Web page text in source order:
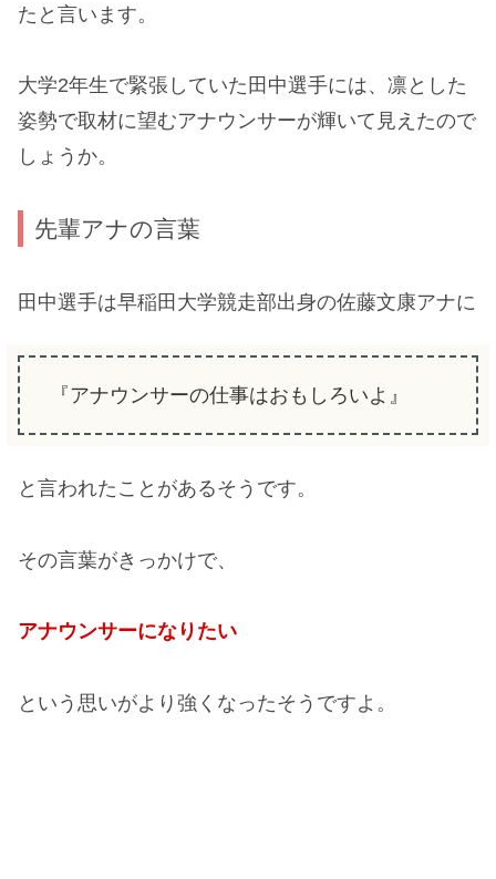
たと言います。
大学2年生で緊張していた田中選手には、凛とした
姿勢で取材に望むアナウンサーが輝いて見えたので
しょうか。
先輩アナの言葉
田中選手は早稲田大学競走部出身の佐藤文康アナに
『アナウンサーの仕事はおもしろいよ』
と言われたことがあるそうです。
その言葉がきっかけで、
アナウンサーになりたい
という思いがより強くなったそうですよ。